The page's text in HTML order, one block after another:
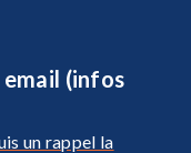
(infos
un rappel la